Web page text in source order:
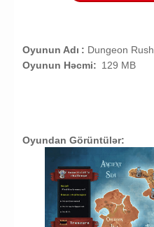
Oyunun Adı : Dungeon
Oyunun Həcmi: 129 MB
Oyundan Görüntülər: